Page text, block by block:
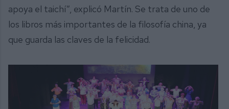
apoya el taichí”, explicó Martín. Se trata de uno de
los libros más importantes de la filosofía china, ya
que guarda las claves de la felicidad.